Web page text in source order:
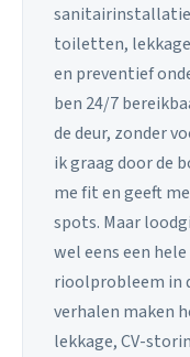
toiletten,
en preventief
ben 24/7
de deur, zonder
ik graag door de
me fit en geeft
spots. Maar
wel eens een
rioolprobleem in
verhalen maken
lekkage, CV-